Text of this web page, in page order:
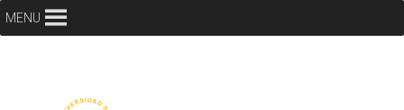
MENU